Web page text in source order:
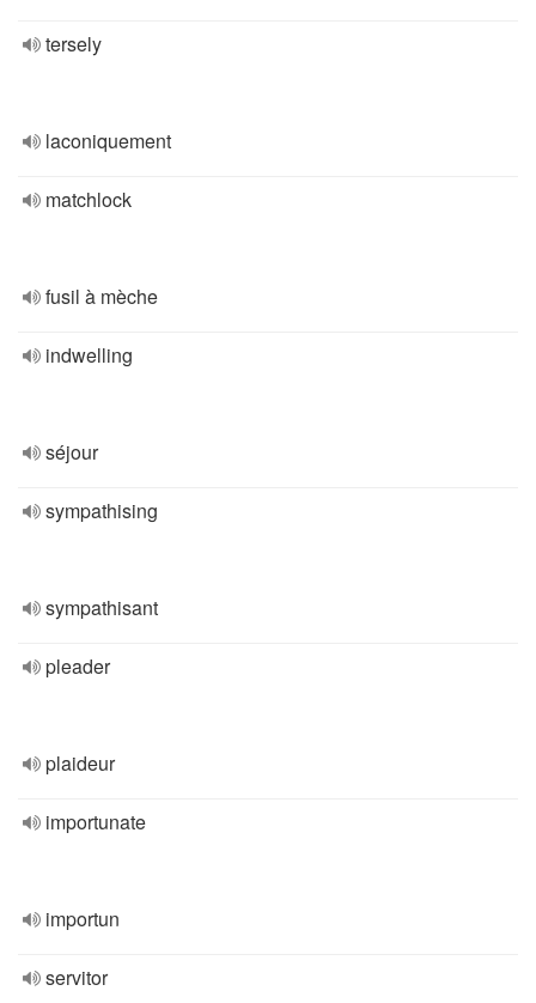
tersely
laconiquement
matchlock
fusil à mèche
indwelling
séjour
sympathising
sympathisant
pleader
plaideur
importunate
importun
servitor